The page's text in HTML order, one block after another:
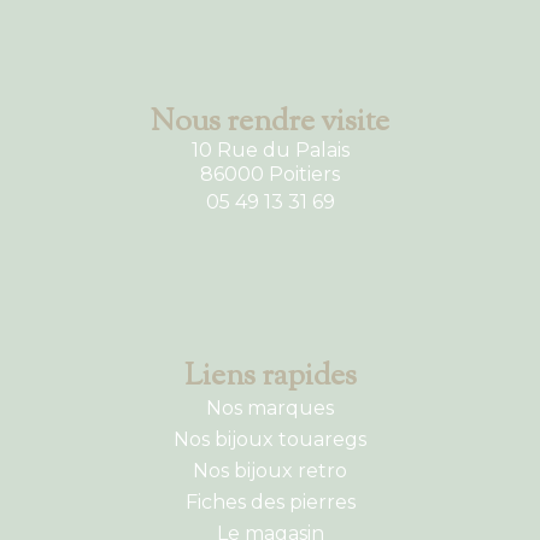
Nous rendre visite
10 Rue du Palais
86000 Poitiers
05 49 13 31 69
Liens rapides
Nos marques
Nos bijoux touaregs
Nos bijoux retro
Fiches des pierres
Le magasin